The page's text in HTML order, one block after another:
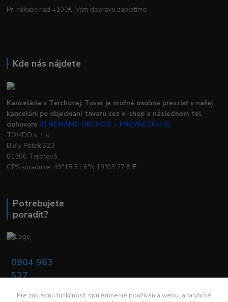
Pri nákupe nad =100€ Vám dopravu zaplatíme
Kde nás nájdete
Kancelária v Terchovej: Tovar je možné osobne prevziať v našej
kancelárii po objednaní tovaru cez e-shop a následnom tel.
dohovore (!!! NEMÁME OBCHOD = PREVÁDZKU !!!).
TOMDO s. r. o.
Biely Potok 623
01306 Terchová
GPS súradnice: 49°15'31.6"N 19°03'27.8"E
Potrebujete
poradiť?
0904 963
527
16:00
Pre základnú funkčnosť, spríjemnenie používania webu, analytické